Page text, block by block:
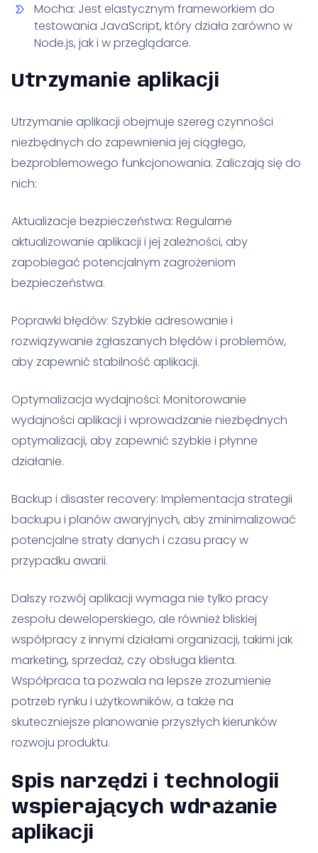
Mocha: Jest elastycznym frameworkiem do
testowania JavaScript, który działa zarówno w
Node.js, jak i w przeglądarce.
Utrzymanie aplikacji
Utrzymanie aplikacji obejmuje szereg czynności
niezbędnych do zapewnienia jej ciągłego,
bezproblemowego funkcjonowania. Zaliczają się do
nich:
Aktualizacje bezpieczeństwa: Regularne
aktualizowanie aplikacji i jej zależności, aby
zapobiegać potencjalnym zagrożeniom
bezpieczeństwa.
Poprawki błędów: Szybkie adresowanie i
rozwiązywanie zgłaszanych błędów i problemów,
aby zapewnić stabilność aplikacji.
Optymalizacja wydajności: Monitorowanie
wydajności aplikacji i wprowadzanie niezbędnych
optymalizacji, aby zapewnić szybkie i płynne
działanie.
Backup i disaster recovery: Implementacja strategii
backupu i planów awaryjnych, aby zminimalizować
potencjalne straty danych i czasu pracy w
przypadku awarii.
Dalszy rozwój aplikacji wymaga nie tylko pracy
zespołu deweloperskiego, ale również bliskiej
współpracy z innymi działami organizacji, takimi jak
marketing, sprzedaż, czy obsługa klienta.
Współpraca ta pozwala na lepsze zrozumienie
potrzeb rynku i użytkowników, a także na
skuteczniejsze planowanie przyszłych kierunków
rozwoju produktu.
Spis narzędzi i technologii
wspierających wdrażanie
aplikacji